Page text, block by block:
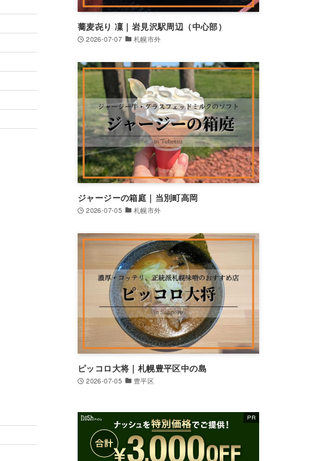
蕎麦㐂り 凜｜岩見沢駅周辺（中心部）
2026-07-07 札幌市外
ジャージーの箱庭｜当別町高岡
2026-07-05 札幌市外
ピッコロ大将｜札幌豊平区中の島
2026-07-05 豊平区